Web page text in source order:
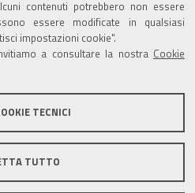
contenuti potrebbero non essere
essere modificate in qualsiasi
impostazioni cookie".
a consultare la nostra Cookie
TECNICI
TUTTO
(fonte Web Analytics Italia)
di accessibilità